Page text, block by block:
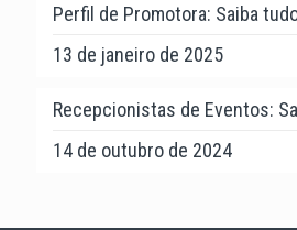
Perfil de Promotora: Saiba
13 de janeiro de 2025
Recepcionistas de Eventos:
14 de outubro de 2024